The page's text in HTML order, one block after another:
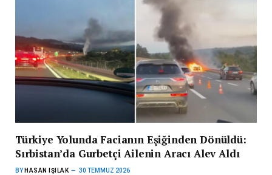
Türkiye Yolunda Facianın Eşiğinden Dönüldü:
Sırbistan’da Gurbetçi Ailenin Aracı Alev Aldı
BY HASAN IŞILAK 30 TEMMUZ 2026